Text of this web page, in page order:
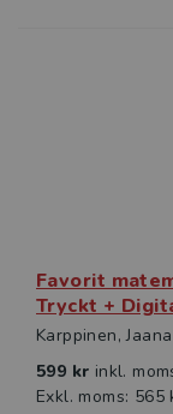
Favorit
Tryckt +
Karppinen,
599 kr inkl.
Exkl. moms: 565